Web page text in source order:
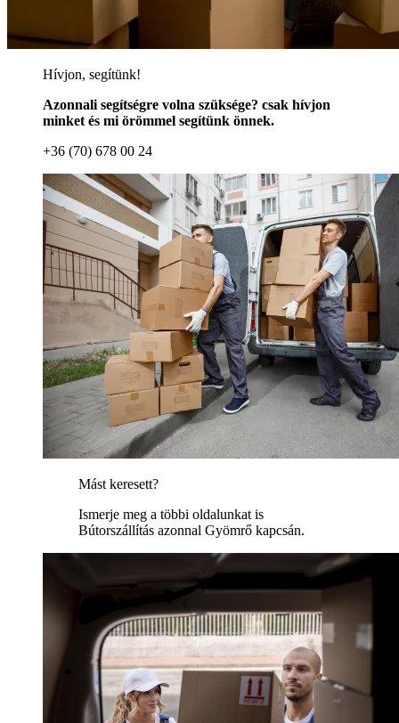
Hívjon, segítünk!
Azonnali segítségre volna szüksége? csak hívjon
minket és mi örömmel segítünk önnek.
+36 (70) 678 00 24
Mást keresett?
Ismerje meg a többi oldalunkat is
Bútorszállítás azonnal Gyömrő kapcsán.